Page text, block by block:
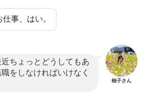
事、はい。
ちょっとどうしてもあ
をしなければいけなく
柚子さん